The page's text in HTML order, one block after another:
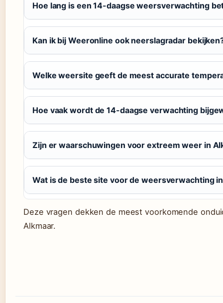
Hoe lang is een 14-daagse weersverwachting
Kan ik bij Weeronline ook neerslagradar
Welke weersite geeft de meest accurate
Hoe vaak wordt de 14-daagse verwachting
Zijn er waarschuwingen voor extreem weer in
Wat is de beste site voor de weersverwachting
Deze vragen dekken de meest voorkomende
Alkmaar.